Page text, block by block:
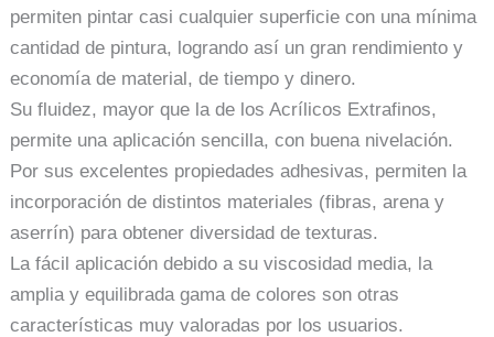
permiten pintar casi cualquier superficie con una mínima
cantidad de pintura, logrando así un gran rendimiento y
economía de material, de tiempo y dinero.
Su fluidez, mayor que la de los Acrílicos Extrafinos,
permite una aplicación sencilla, con buena nivelación.
Por sus excelentes propiedades adhesivas, permiten la
incorporación de distintos materiales (fibras, arena y
aserrín) para obtener diversidad de texturas.
La fácil aplicación debido a su viscosidad media, la
amplia y equilibrada gama de colores son otras
características muy valoradas por los usuarios.